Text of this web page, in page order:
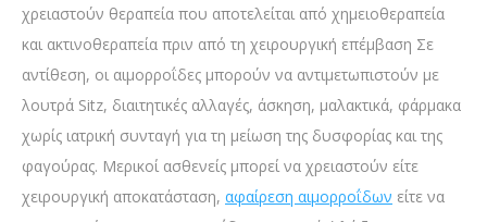
χρειαστούν θεραπεία που αποτελείται από χημειοθεραπεία
και ακτινοθεραπεία πριν από τη χειρουργική επέμβαση Σε
αντίθεση, οι αιμορροΐδες μπορούν να αντιμετωπιστούν με
λουτρά Sitz, διαιτητικές αλλαγές, άσκηση, μαλακτικά, φάρμακα
χωρίς ιατρική συνταγή για τη μείωση της δυσφορίας και της
φαγούρας. Μερικοί ασθενείς μπορεί να χρειαστούν είτε
χειρουργική αποκατάσταση, αφαίρεση αιμορροΐδων είτε να